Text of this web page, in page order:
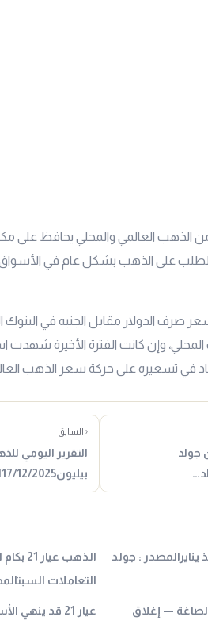
الذهب العالمي والمحلي يحافظ على
الطلب على الذهب بشكل عام في
الدولار مقابل الجنيه في البنوك
وإن كانت الفترة الأخيرة
في تسعيره على حركة سعر الذهب
جولد
‹ السابق
التقرير اليومي
بيليون17/12/2025المصدر : جولد…
: جولد
الذهب
التعاملات
في الصاغة — إغلاق